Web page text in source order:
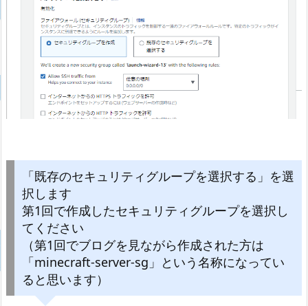
「既存のセキュリティグループを選択する」を選
択します
第1回で作成したセキュリティグループを選択し
てください
（第1回でブログを見ながら作成された方は
「minecraft-server-sg」という名称になってい
ると思います）